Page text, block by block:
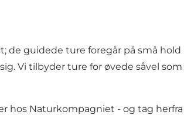
de guidede ture foregår på små
Vi tilbyder ture for øvede såvel
hos Naturkompagniet - og tag